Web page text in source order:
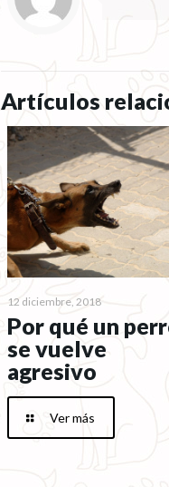
Artículos
12 diciembre, 2018
Por qué un
se vuelve
agresivo
Ver más